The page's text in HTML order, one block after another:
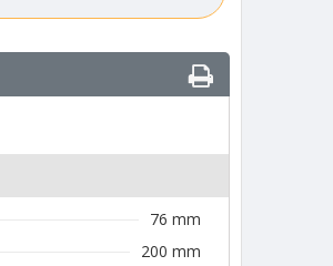
76 mm
200 mm